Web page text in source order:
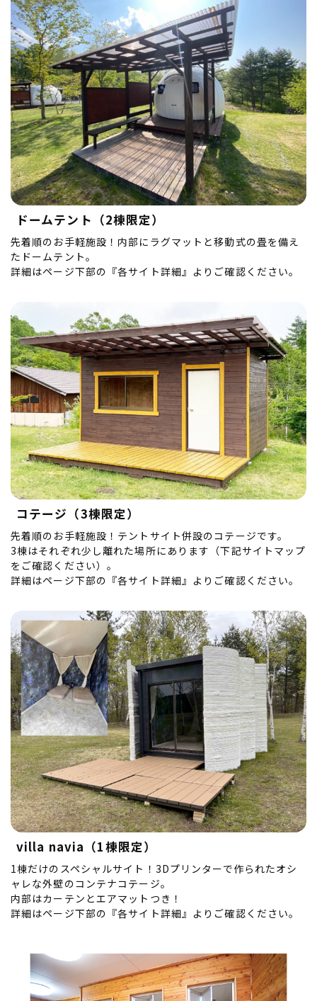
ドームテント（2棟限定）
先着順のお手軽施設！内部にラグマットと移動式の畳を備え
たドームテント。
詳細はページ下部の『各サイト詳細』よりご確認ください。
コテージ（3棟限定）
先着順のお手軽施設！テントサイト併設のコテージです。
3棟はそれぞれ少し離れた場所にあります（下記サイトマップ
をご確認ください）。
詳細はページ下部の『各サイト詳細』よりご確認ください。
villa navia（1棟限定）
1棟だけのスペシャルサイト！3Dプリンターで作られたオシ
ャレな外壁のコンテナコテージ。
内部はカーテンとエアマットつき！
詳細はページ下部の『各サイト詳細』よりご確認ください。